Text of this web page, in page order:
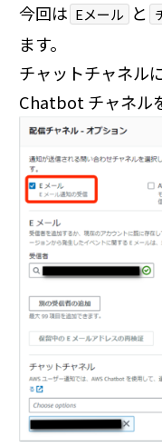
今回は Eメール と
ます。
チャットチャネル
Chatbot チャネル